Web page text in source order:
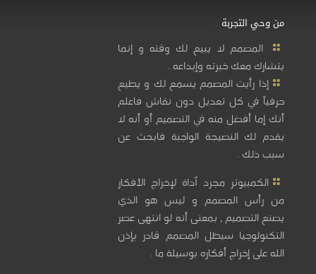
من وحي التجربة ..
المصمم لا يبيع لك وقته و إنما
يتشارك معك خبرته وإبداعه .
إذا رأيت المصمم يسمع لك و يطيع
حرفياً في كل تعديل دون نقاش فاعلم
أنك إما أفضل منه في التصميم أو أنه لا
يقدم لك النصيجة الواجبة فابحث عن
سبب ذلك .
الكمبيوتر مجرد آداة لإخراج الأفكار
من رأس المصمم و ليس هو الذي
يصنع التصميم , بمعنى أنه لو انتهى عصر
التكنولوجيا سيظل المصمم قادر بإذن
الله على إخراج أفكاره بوسيلة ما .